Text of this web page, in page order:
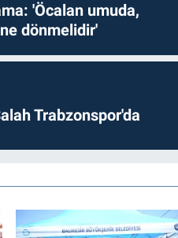
'Öcalan umuda,
dönmelidir'
Trabzonspor'da